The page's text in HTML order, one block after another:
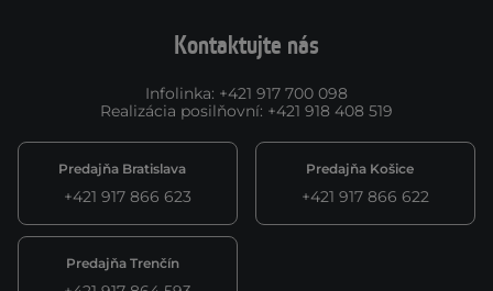
Kontaktujte nás
Infolinka: +421 917 700 098
Realizácia posilňovní: +421 918 408 519
Predajňa Bratislava
+421 917 866 623
Predajňa Košice
+421 917 866 622
Predajňa Trenčín